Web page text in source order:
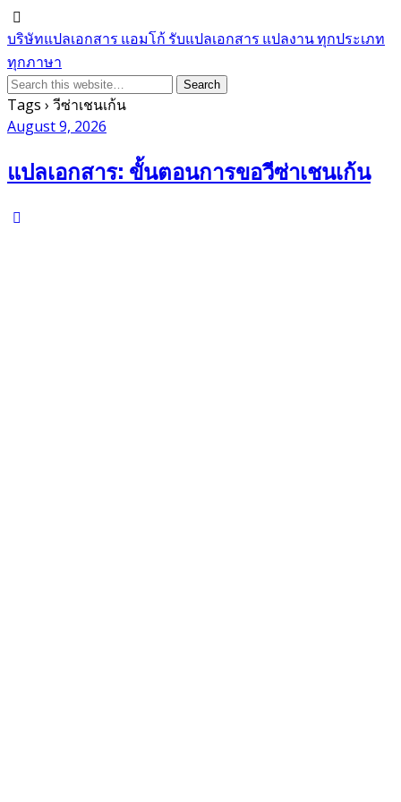
บริษัทแปลเอกสาร แอมโก้ รับแปลเอกสาร แปลงาน ทุกประเภท
ทุกภาษา
Tags › วีซ่าเชนเก้น
August 9, 2026
แปลเอกสาร: ขั้นตอนการขอวีซ่าเชนเก้น